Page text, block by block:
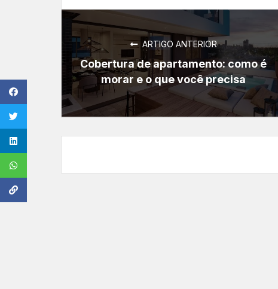
ARTIGO ANTERIOR
Cobertura de apartamento: como é
morar e o que você precisa